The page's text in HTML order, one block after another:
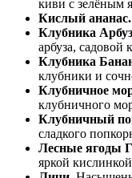
киви с зелёным
Кислый ананас.
Клубника
арбуза, садовой
Клубника
клубники и
Клубничное
клубничного
Клубничный
сладкого
Лесные ягоды
яркой